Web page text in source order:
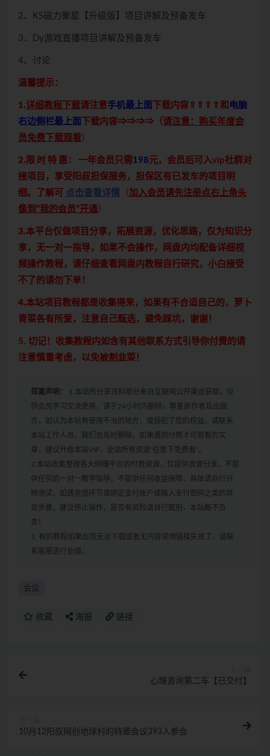
2、KS磁力聚星【升级版】项目讲解及预备发车
3、Dy游戏直播项目讲解及预备发车
4、讨论
温馨提示：
1.详细教程下载请注意手机最上面 下载内容⇑⇑⇑⇑和 电脑
右边侧栏最上面
下载内容⇒⇒⇒⇒（请注意：购买年度会
员免费下载观看）
2.限 时 特 惠： 一年会员只需198元，会员后可入vip社群对
接项目，享受阳叔担保服务，担保区有已发车的项目明
细。了解可
点击查看详情 （ 加入会员请先注册点右上角头
像到“我的会员”开通）
3.本平台仅做项目分享，拓展资源，优化思路，仅为知识分
享，无一对一指导，如果不会操作，网盘内均配备详细视
频操作教程，请仔细查看网盘内教程自行研究，小白接受
不了的请勿下单！
4.本站项目教程都是收集得来，如果有不合适自己的，萝卜
青菜各有所爱，注意自己甄选，避免踩坑，谢谢！
5. 切记！收集教程内如含有其他联系方式引导你付费的请
注意慎重考虑，以免被割韭菜！
郑重声明：
1.本站所分享资料部分来自互联网公开渠道获取，仅
供会员学习交流使用，请于24小时内删除，尊重原作者及出版
方，如认为本站有使用不当的地方，或侵犯了您的权益，请联系
本站工作人员，我们会及时删除。如果遇到付费才可观看的文
章，建议升级本站VIP，全站所有资源“任意下免费看”。
2.本站收集整理各大网赚平台的付费资源，仅提供资源分享，不提
供任何的一对一教学指导，不提供任何收益保障，具体请自行分
辨测试，如遇充值环节或绑定支付账户或输入支付密码之类的异
常步骤，建议停止操作，是否有风险请自行甄别，本站概不负
责！
3. 有的教程如果出现无法下载或者无内容说明链接失效了，请联
系客服进行处理。
会议
收藏 海报 链接
心理咨询第二车【已交付】
10月12阳叔网创地球村的特邀会议393人参会